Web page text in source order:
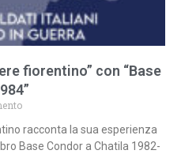
fiorentino” con “Base
racconta la sua esperienza
Base Condor a Chatila 1982-